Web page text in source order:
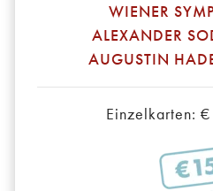
WIENER
ALEXANDER
AUGUSTIN
Einzelkarten: